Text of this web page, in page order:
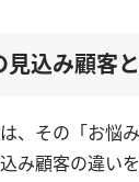
見込み顧客
、その「お悩
み顧客の違い